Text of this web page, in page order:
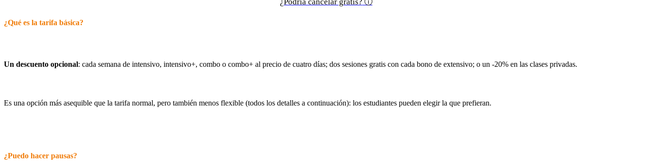
¿Qué es la tarifa básica?
Un descuento opcional: cada semana de intensivo, intensivo+, combo o combo+ al precio de cuatro días; dos sesiones gratis con cada bono de extensivo; o un -20% en las clases privadas.
Es una opción más asequible que la tarifa normal, pero también menos flexible (todos los detalles a continuación): los estudiantes pueden elegir la que prefieran.
¿Puedo hacer pausas?